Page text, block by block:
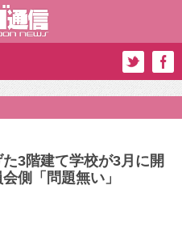
3階建て学校が3月に開
側「問題無い」